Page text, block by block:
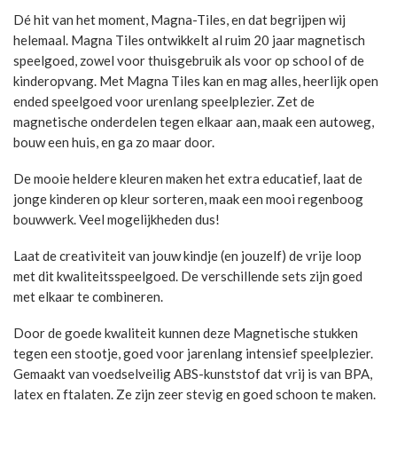
Dé hit van het moment, Magna-Tiles, en dat begrijpen wij
helemaal. Magna Tiles ontwikkelt al ruim 20 jaar magnetisch
speelgoed, zowel voor thuisgebruik als voor op school of de
kinderopvang. Met Magna Tiles kan en mag alles, heerlijk open
ended speelgoed voor urenlang speelplezier. Zet de
magnetische onderdelen tegen elkaar aan, maak een autoweg,
bouw een huis, en ga zo maar door.
De mooie heldere kleuren maken het extra educatief, laat de
jonge kinderen op kleur sorteren, maak een mooi regenboog
bouwwerk. Veel mogelijkheden dus!
Laat de creativiteit van jouw kindje (en jouzelf) de vrije loop
met dit kwaliteitsspeelgoed. De verschillende sets zijn goed
met elkaar te combineren.
Door de goede kwaliteit kunnen deze Magnetische stukken
tegen een stootje, goed voor jarenlang intensief speelplezier.
Gemaakt van voedselveilig ABS-kunststof dat vrij is van BPA,
latex en ftalaten. Ze zijn zeer stevig en goed schoon te maken.